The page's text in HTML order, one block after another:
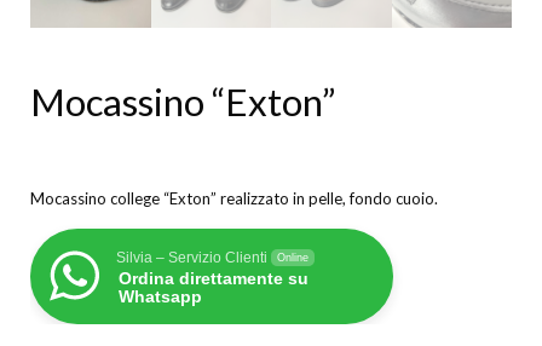
Mocassino “Exton”
Mocassino college “Exton” realizzato in pelle, fondo cuoio.
Silvia – Servizio Clienti Online
Ordina direttamente su
Whatsapp